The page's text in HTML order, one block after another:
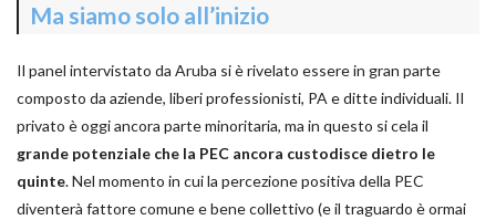
Ma siamo solo all’inizio
Il panel intervistato da Aruba si è rivelato essere in gran parte
composto da aziende, liberi professionisti, PA e ditte individuali. Il
privato è oggi ancora parte minoritaria, ma in questo si cela il
grande potenziale che la PEC ancora custodisce dietro le
quinte. Nel momento in cui la percezione positiva della PEC
diventerà fattore comune e bene collettivo (e il traguardo è ormai